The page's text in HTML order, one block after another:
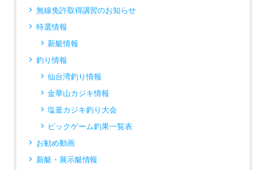
無線免許取得講習のお知らせ
特選情報
新艇情報
釣り情報
仙台湾釣り情報
金華山カジキ情報
塩釜カジキ釣り大会
ビックゲーム釣果一覧表
お勧め動画
新艇・展示艇情報